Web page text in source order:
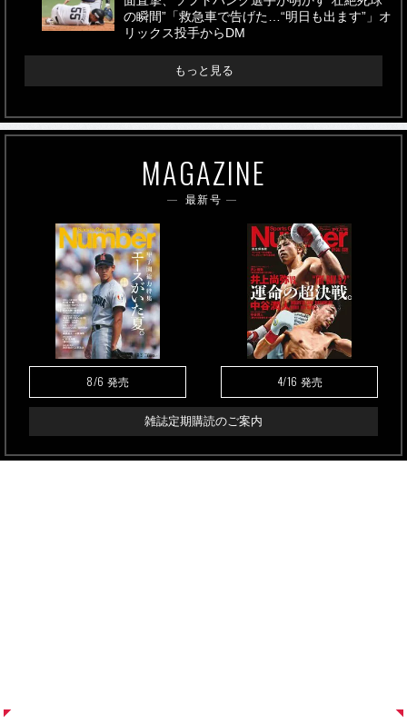
の瞬間”「救急車で告げた…“明日も出ます”」オ
リックス投手からDM
もっと見る
MAGAZINE
最新号
8/6 発売 4/16 発売
雑誌定期購読のご案内